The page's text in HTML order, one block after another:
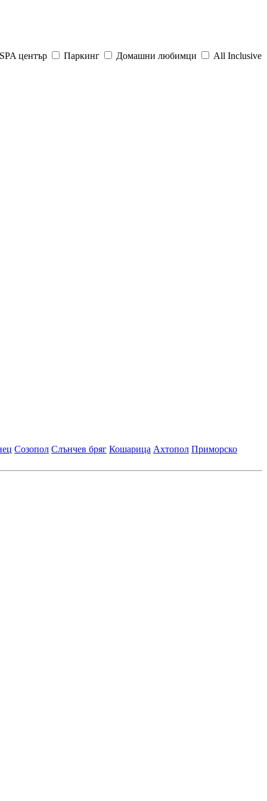
SPA център Паркинг Домашни любимци
All Inclusive
Созопол Слънчев бряг Кошарица Ахтопол Приморско